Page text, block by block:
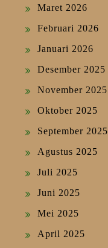
Maret 2026
Februari 2026
Januari 2026
Desember 2025
November 2025
Oktober 2025
September 2025
Agustus 2025
Juli 2025
Juni 2025
Mei 2025
April 2025